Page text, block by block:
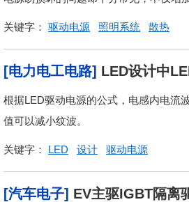
关键字： 驱动电源 照明系统 散热
[电力电工电路] LED设计中
根据LED驱动电源的公式，电感内电流
值可以减小纹波。
关键字： LED 设计 驱动电源
[汽车电子] EV主驱IGBT隔离